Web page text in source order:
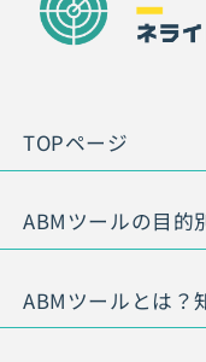
TOPページ
ABMツールの目的
ABMツールとは？